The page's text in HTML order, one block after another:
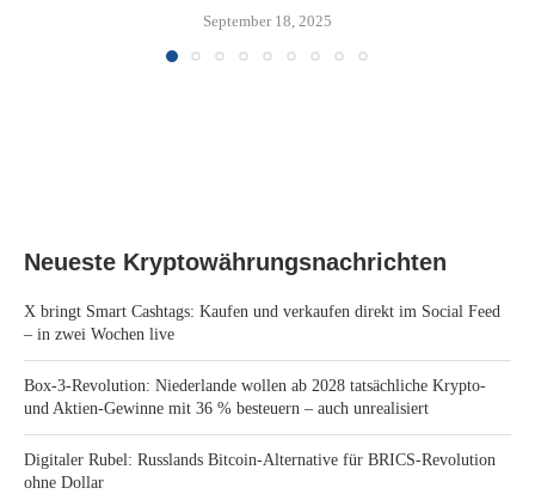
September 18, 2025
Neueste Kryptowährungsnachrichten
X bringt Smart Cashtags: Kaufen und verkaufen direkt im Social Feed
– in zwei Wochen live
Box-3-Revolution: Niederlande wollen ab 2028 tatsächliche Krypto-
und Aktien-Gewinne mit 36 % besteuern – auch unrealisiert
Digitaler Rubel: Russlands Bitcoin-Alternative für BRICS-Revolution
ohne Dollar